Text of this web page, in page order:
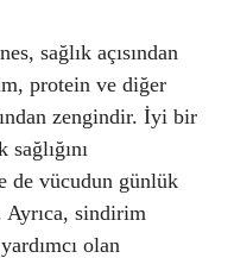
sağlık açısından
protein ve diğer
zengindir. İyi bir
de vücudun günlük
Ayrıca, sindirim
olan